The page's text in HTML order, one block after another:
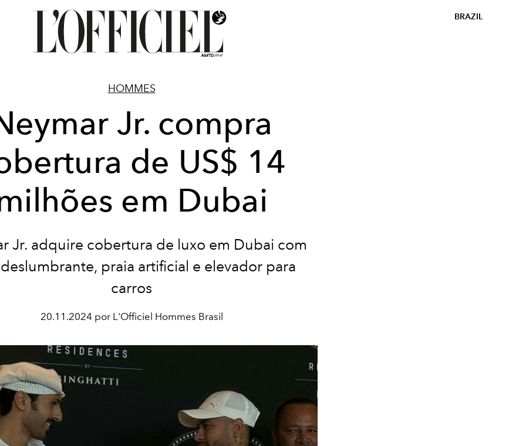
BRAZIL
HOMMES
Jr. compra
de US$ 14
em Dubai
Jr. adquire cobertura de luxo em Dubai com
praia artificial e elevador para
carros
20.11.2024 por L'Officiel Hommes Brasil